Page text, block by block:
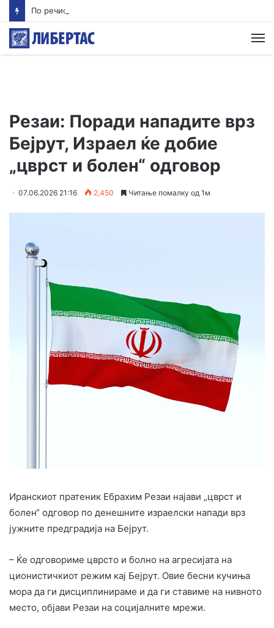
Резаи: Поради нападите врз
Бејрут, Израел ќе добие
„цврст и болен“ одговор
07.06.2026 21:16 2,450 Читање помалку од 1м
Иранскиот пратеник Ебрахим Резаи најави „цврст и
болен“ одговор по денешните израелски напади врз
јужните предградија на Бејрут.
– Ќе одговориме цврсто и болно на агресијата на
ционистичкиот режим кај Бејрут. Овие бесни кучиња
мора да ги дисциплинираме и да ги ставиме на нивното
место, објави Резаи на социјалните мрежи.